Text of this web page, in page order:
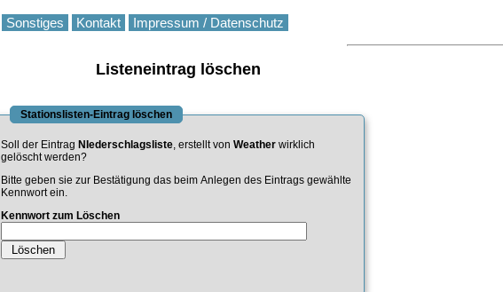
Sonstiges Kontakt Impressum / Datenschutz
Listeneintrag löschen
Stationslisten-Eintrag löschen
Soll der Eintrag NIederschlagsliste, erstellt von Weather wirklich
gelöscht werden?
Bitte geben sie zur Bestätigung das beim Anlegen des Eintrags gewählte
Kennwort ein.
Kennwort zum Löschen